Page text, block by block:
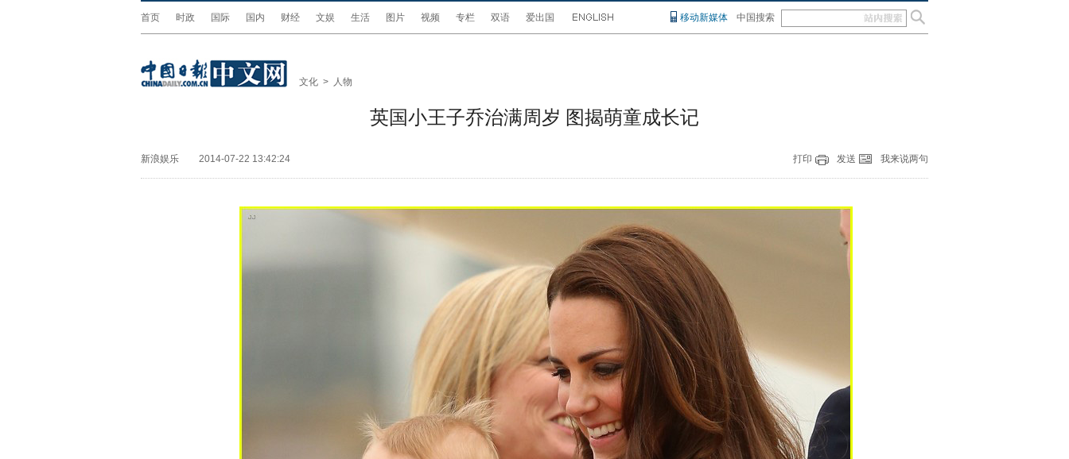
首页 时政 国际 国内 财经 文娱 生活 图片 视频 专栏 双语 爱出国 移动新媒体 中国搜索
文化 > 人物
英国小王子乔治满周岁 图揭萌童成长记
新浪娱乐 2014-07-22 13:42:24 打印 发送 我来说两句